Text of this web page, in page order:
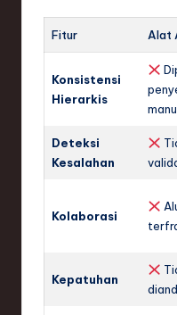
Fitur Alat
Konsistensi
Hierarkis
Deteksi
Kesalahan
Kolaborasi
Kepatuhan